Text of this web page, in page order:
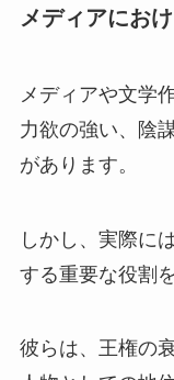
メディアにお
メディアや文学
力欲の強い、陰
があります。
しかし、実際に
する重要な役割
彼らは、王権の